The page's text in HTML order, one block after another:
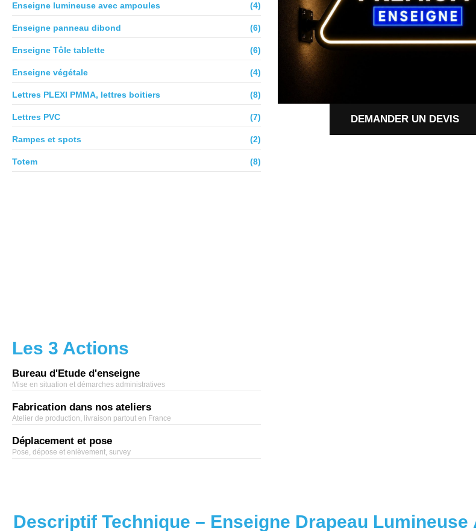
Enseigne lumineuse avec ampoules (4)
Enseigne panneau dibond (6)
Enseigne Tôle tablette (6)
Enseigne végétale (4)
Lettres PLEXI PMMA, lettres boitiers (8)
Lettres PVC (7)
Rampes et spots (2)
Totem (8)
DEMANDER UN DEVIS
Les 3 Actions
Bureau d'Etude d'enseigne
Mise en situation et démarches administratives
Fabrication dans nos ateliers
Atelier de production, livraison partout en France
Déplacement et pose
Pose, dépose et enlèvement, survey
Descriptif Technique – Enseigne Drapeau